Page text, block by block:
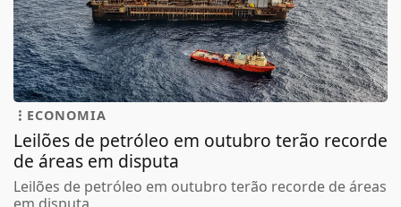
ECONOMIA
Leilões de petróleo em outubro terão recorde
de áreas em disputa
Leilões de petróleo em outubro terão recorde de áreas